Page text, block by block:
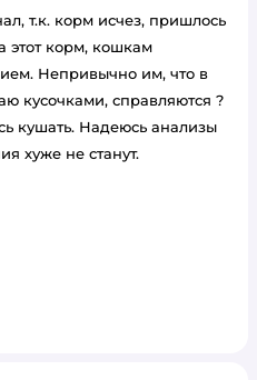
т.к. корм исчез, пришлось
этот корм, кошкам
Непривычно им, что в
кусочками, справляются ?
кушать. Надеюсь анализы
хуже не станут.